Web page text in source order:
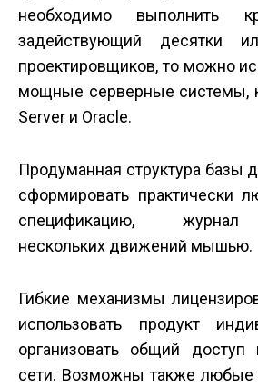
необходимо выполнить
задействующий десятки
проектировщиков, то можно
мощные серверные системы,
Server и Oracle.
Продуманная структура базы
сформировать практически
спецификацию, журнал
нескольких движений мышью.
Гибкие механизмы
использовать продукт
организовать общий
сети. Возможны также любые